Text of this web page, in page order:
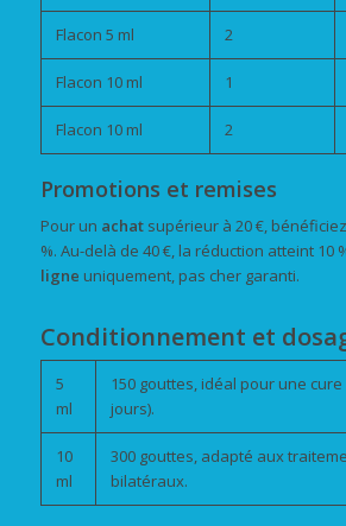
Flacon 5 ml 2
Flacon 10 ml 1
Flacon 10 ml 2
Promotions et remises
Pour un achatsupérieur à 20 €,
%. Au-delà de 40 €, la réduction atteint 10
ligne uniquement, pas cher garanti.
Conditionnement et
5
ml
150 gouttes, idéal pour une cure
jours).
10
ml
300 gouttes, adapté aux
bilatéraux.